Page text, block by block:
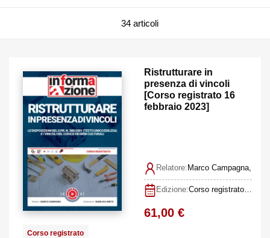
34 articoli
Corso registrato
Ristrutturare in
presenza di vincoli
[Corso registrato 16
febbraio 2023]
Relatore: Marco Campagna,
Edizione: Corso registrato 16 febbraio 2023
61,00 €